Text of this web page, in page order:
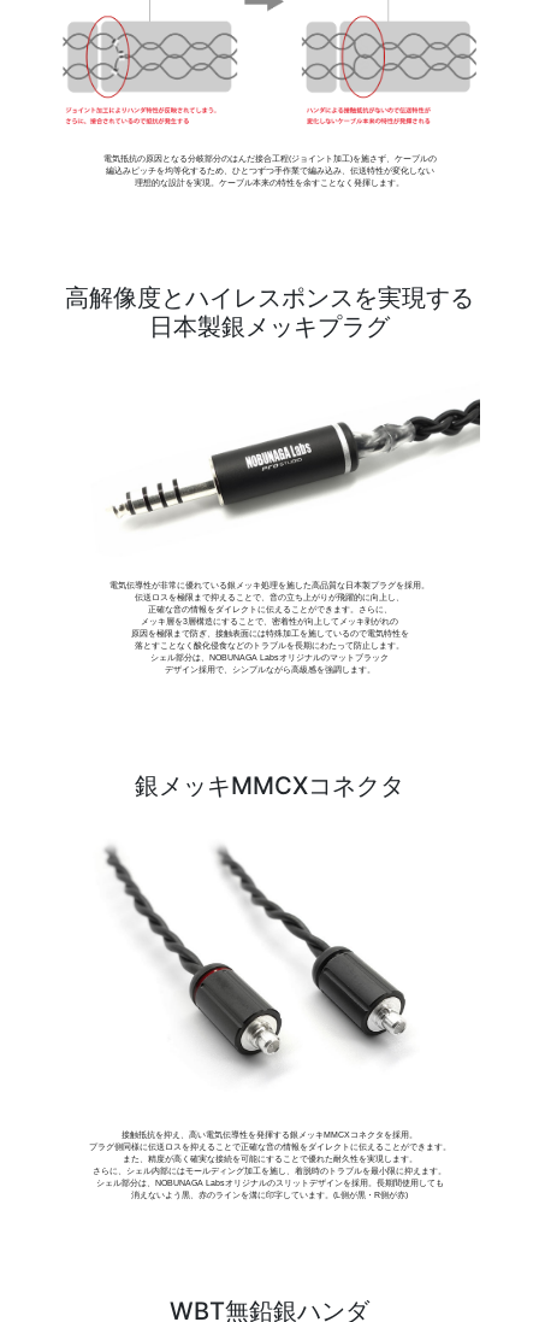
電気抵抗の原因となる分岐部分のはんだ接合工程(ジョイント加工)を施さず、ケーブルの
編込みピッチを均等化するため、ひとつずつ手作業で編み込み、伝送特性が変化しない
理想的な設計を実現。ケーブル本来の特性を余すことなく発揮します。
高解像度とハイレスポンスを実現する
日本製銀メッキプラグ
電気伝導性が非常に優れている銀メッキ処理を施した高品質な日本製プラグを採用。
伝送ロスを極限まで抑えることで、音の立ち上がりが飛躍的に向上し、
正確な音の情報をダイレクトに伝えることができます。さらに、
メッキ層を3層構造にすることで、密着性が向上してメッキ剥がれの
原因を極限まで防ぎ、接触表面には特殊加工を施しているので電気特性を
落とすことなく酸化侵食などのトラブルを長期にわたって防止します。
シェル部分は、NOBUNAGA Labsオリジナルのマットブラック
デザイン採用で、シンプルながら高級感を強調します。
銀メッキMMCXコネクタ
接触抵抗を抑え、高い電気伝導性を発揮する銀メッキMMCXコネクタを採用。
プラグ側同様に伝送ロスを抑えることで正確な音の情報をダイレクトに伝えることができます。
また、精度が高く確実な接続を可能にすることで優れた耐久性を実現します。
さらに、シェル内部にはモールディング加工を施し、着脱時のトラブルを最小限に抑えます。
シェル部分は、NOBUNAGA Labsオリジナルのスリットデザインを採用。長期間使用しても
消えないよう黒、赤のラインを溝に印字しています。(L側が黒・R側が赤)
WBT無鉛銀ハンダ